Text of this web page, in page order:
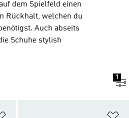
dem Spielfeld einen
Rückhalt, welchen du
Auch abseits
Schuhe stylish
1